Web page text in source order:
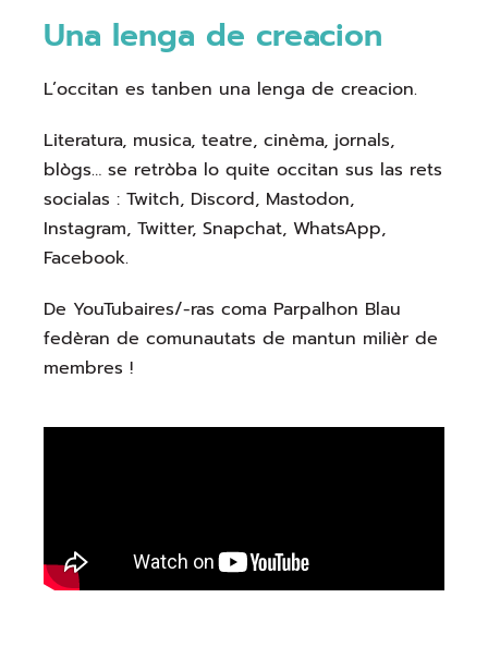
Una lenga de creacion
L’occitan es tanben una lenga de creacion.
Literatura, musica, teatre, cinèma, jornals,
blògs… se retròba lo quite occitan sus las rets
socialas : Twitch, Discord, Mastodon,
Instagram, Twitter, Snapchat, WhatsApp,
Facebook.
De YouTubaires/-ras coma Parpalhon Blau
fedèran de comunautats de mantun milièr de
membres !